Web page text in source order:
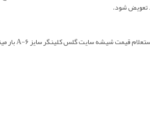
تعویض شود.
قیمتشیشه سایت گلس کلینگر سایز A-6 بار